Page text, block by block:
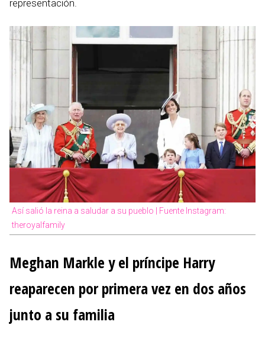
representación.
Así salió la reina a saludar a su pueblo | Fuente Instagram:
theroyalfamily
Meghan Markle y el príncipe Harry
reaparecen por primera vez en dos años
junto a su familia